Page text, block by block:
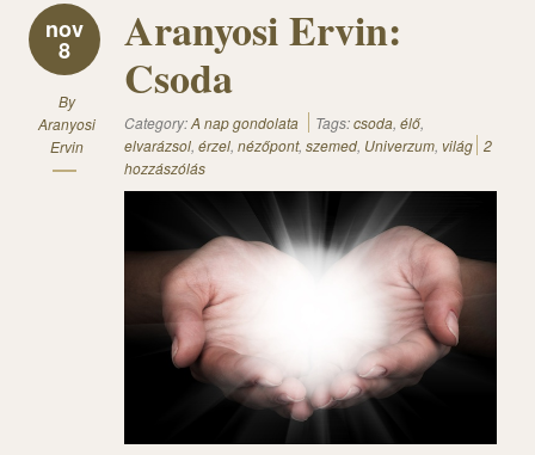
nov
8
By
Aranyosi
Ervin
Aranyosi Ervin:
Csoda
Category:A nap gondolata Tags:csoda, élő,
elvarázsol, érzel, nézőpont, szemed, Univerzum, világ 2
hozzászólás